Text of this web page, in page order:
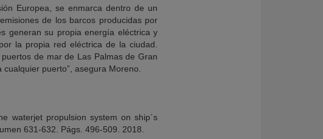
Europea, se enmarca dentro de un
de los barcos producidas por
generan su propia energía eléctrica y
la propia red eléctrica de la ciudad.
de mar de Las Palmas de Gran
puerto”, asegura Moreno.
waterjet propulsion system on ship´s
631-632. Págs. 496-509. 2018.